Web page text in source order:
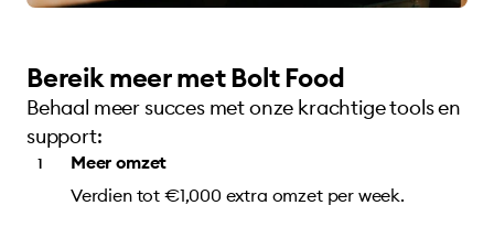
Bereik meer met Bolt Food
Behaal meer succes met onze krachtige tools en
support:
Meer omzet
Verdien tot €1,000 extra omzet per week.